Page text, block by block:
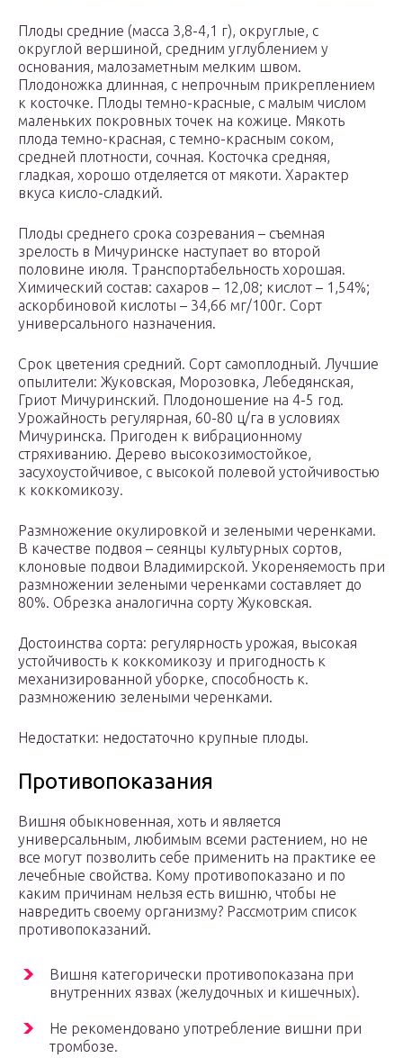
Плоды средние (масса 3,8-4,1 г), округлые, с
округлой вершиной, средним углублением у
основания, малозаметным мелким швом.
Плодоножка длинная, с непрочным прикреплением
к косточке. Плоды темно-красные, с малым числом
маленьких покровных точек на кожице. Мякоть
плода темно-красная, с темно-красным соком,
средней плот­ности, сочная. Косточка средняя,
гладкая, хорошо отделяется от мякоти. Характер
вкуса кисло-сладкий.
Плоды среднего срока созревания – съемная
зрелость в Мичуринске наступает во второй
половине июля. Транспортабельность хорошая.
Химический состав: сахаров – 12,08; кислот – 1,54%;
аскорбиновой кислоты – 34,66 мг/100г. Сорт
универсального назначения.
Срок цветения средний. Сорт самоплодный. Лучшие
опылители: Жуковская, Морозовка, Лебедянская,
Гриот Мичуринский. Плодоношение на 4-5 год.
Урожайность регулярная, 60-80 ц/га в условиях
Мичуринска. Пригоден к вибрационному
стряхиванию. Дерево высокозимостойкое,
засухоустойчивое, с высокой полевой устойчивостью
к коккомикозу.
Размножение окулировкой и зелеными черенками.
В качестве подвоя – сеянцы культурных сортов,
клоновые подвои Владимирской. Укореняемость при
размножении зелеными черенками составляет до
80%. Обрезка аналогична сорту Жуковская.
Достоинства сорта: регулярность урожая, высокая
устойчивость к коккомикозу и пригодность к
механизированной уборке, способность к.
размножению зелеными черенками.
Недостатки: недостаточно крупные плоды.
Противопоказания
Вишня обыкновенная, хоть и является
универсальным, любимым всеми растением, но не
все могут позволить себе применить на практике ее
лечебные свойства. Кому противопоказано и по
каким причинам нельзя есть вишню, чтобы не
навредить своему организму? Рассмотрим список
противопоказаний.
Вишня категорически противопоказана при
внутренних язвах (желудочных и кишечных).
Не рекомендовано употребление вишни при
тромбозе.